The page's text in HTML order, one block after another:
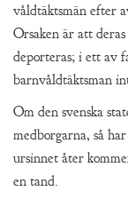
våldtäktsmän efter
Orsaken är att
deporteras; i ett av
barnvåldtäktsman
Om den svenska
medborgarna, så
ursinnet åter
en tand.